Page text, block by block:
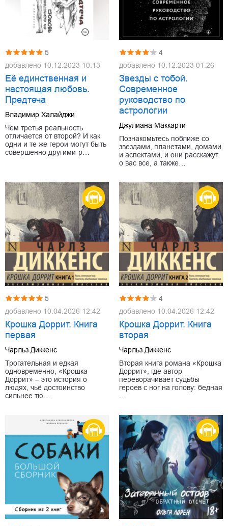
5
добавлено 10.12.2023 10:13
Её единственная и
настоящая любовь.
Предтеча
Владимир Халайджи
Чем третья реальность
отличается от второй? И как
одни и те же герои могут быть
совершенно другими-р…
4
добавлено 10.12.2023 01:26
Звезды с тобой.
Современное
руководство по
астрологии
Джулиана Маккарти
Познакомьтесь поближе со
звездами, планетами, домами
и аспектами, и они расскажут
о вас все, а также…
5
добавлено 10.04.2026 12:42
Крошка Доррит. Книга
первая
Чарльз Диккенс
Трогательная и едкая
одновременно, «Крошка
Доррит» – это история о
людях, чьё достоинство
сильнее тю…
4
добавлено 10.04.2026 12:42
Крошка Доррит. Книга
вторая
Чарльз Диккенс
Вторая книга романа «Крошка
Доррит», где автор
переворачивает судьбы
героев с ног на голову: бедная